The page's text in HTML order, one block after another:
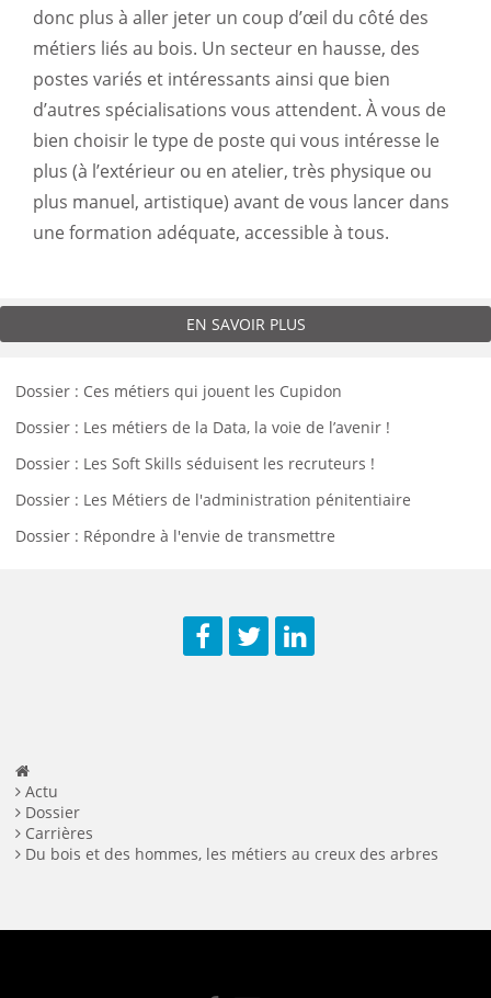
donc plus à aller jeter un coup d’œil du côté des
métiers liés au bois. Un secteur en hausse, des
postes variés et intéressants ainsi que bien
d’autres spécialisations vous attendent. À vous de
bien choisir le type de poste qui vous intéresse le
plus (à l’extérieur ou en atelier, très physique ou
plus manuel, artistique) avant de vous lancer dans
une formation adéquate, accessible à tous.
EN SAVOIR PLUS
Dossier : Ces métiers qui jouent les Cupidon
Dossier : Les métiers de la Data, la voie de l’avenir !
Dossier : Les Soft Skills séduisent les recruteurs !
Dossier : Les Métiers de l'administration pénitentiaire
Dossier : Répondre à l'envie de transmettre
Actu
Dossier
Carrières
Du bois et des hommes, les métiers au creux des arbres